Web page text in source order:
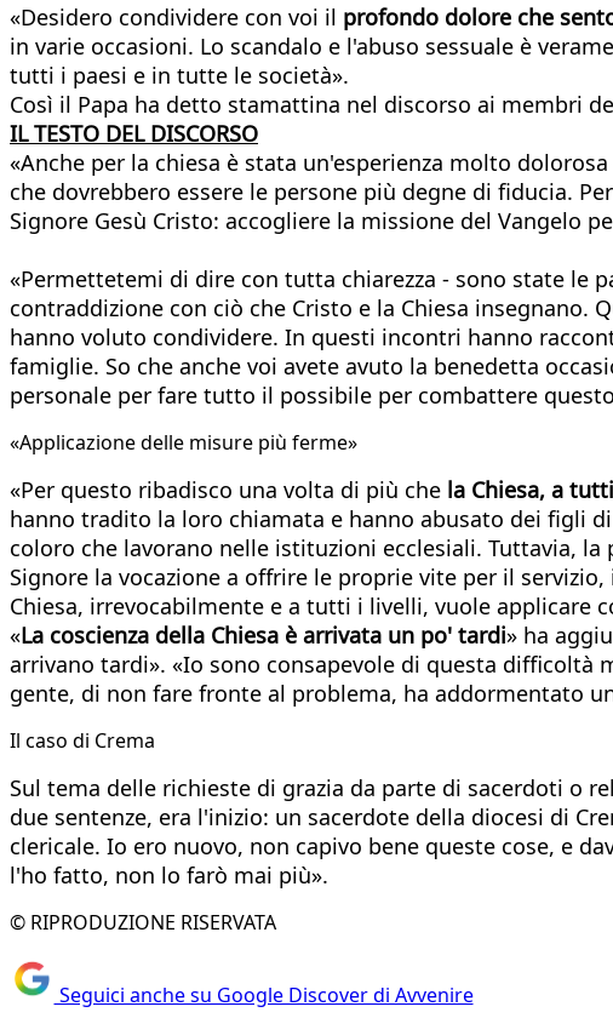
«Desidero condividere con voi il profondo dolore che
in varie occasioni. Lo scandalo e l'abuso sessuale è
tutti i paesi e in tutte le società».
Così il Papa ha detto stamattina nel discorso ai membri
IL TESTO DEL DISCORSO
«Anche per la chiesa è stata un'esperienza molto
che dovrebbero essere le persone più degne di fiducia.
Signore Gesù Cristo: accogliere la missione del
«Permettetemi di dire con tutta chiarezza - sono state le
contraddizione con ciò che Cristo e la Chiesa
hanno voluto condividere. In questi incontri hanno
famiglie. So che anche voi avete avuto la benedetta
personale per fare tutto il possibile per combattere
«Applicazione delle misure più ferme»
«Per questo ribadisco una volta di più che la Chiesa, a
hanno tradito la loro chiamata e hanno abusato dei figli
coloro che lavorano nelle istituzioni ecclesiali. Tuttavia,
Signore la vocazione a offrire le proprie vite per il
Chiesa, irrevocabilmente e a tutti i livelli, vuole applicare
«La coscienza della Chiesa è arrivata un po' tardi» ha
arrivano tardi». «Io sono consapevole di questa difficoltà
gente, di non fare fronte al problema, ha addormentato
Il caso di Crema
Sul tema delle richieste di grazia da parte di sacerdoti o
due sentenze, era l'inizio: un sacerdote della diocesi di
clericale. Io ero nuovo, non capivo bene queste cose, e
l'ho fatto, non lo farò mai più».
© RIPRODUZIONE RISERVATA
Seguici anche su Google Discover di Avvenire